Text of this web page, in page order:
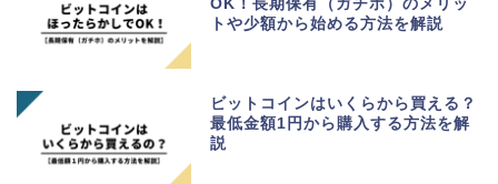
OK！長期保有（ガチホ）のメリッ
トや少額から始める方法を解説
ビットコインはいくらから買える？
最低金額1円から購入する方法を解
説